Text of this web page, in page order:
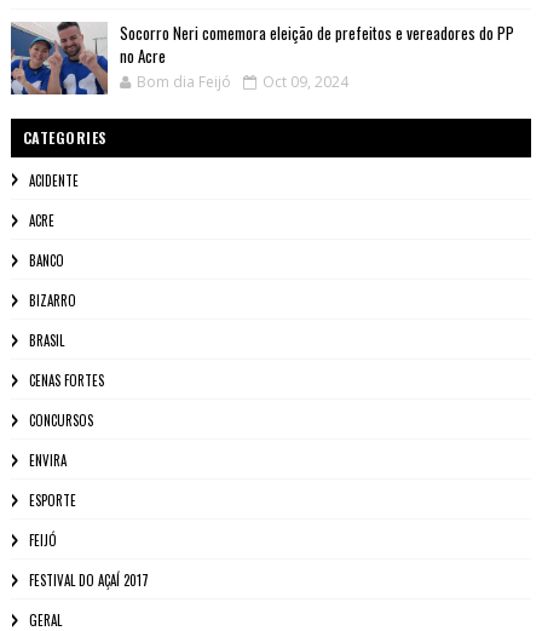
Socorro Neri comemora eleição de prefeitos e vereadores do PP
no Acre
Bom dia Feijó Oct 09, 2024
CATEGORIES
ACIDENTE
ACRE
BANCO
BIZARRO
BRASIL
CENAS FORTES
CONCURSOS
ENVIRA
ESPORTE
FEIJÓ
FESTIVAL DO AÇAÍ 2017
GERAL